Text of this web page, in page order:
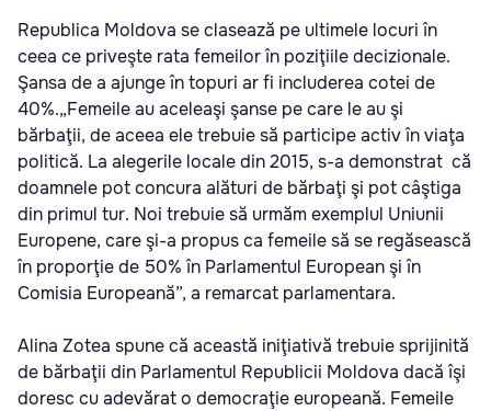
Republica Moldova se clasează pe ultimele locuri în
ceea ce priveşte rata femeilor în poziţiile decizionale.
Şansa de a ajunge în topuri ar fi includerea cotei de
40%.„Femeile au aceleaşi şanse pe care le au şi
bărbaţii, de aceea ele trebuie să participe activ în viaţa
politică. La alegerile locale din 2015, s-a demonstrat că
doamnele pot concura alături de bărbaţi şi pot câştiga
din primul tur. Noi trebuie să urmăm exemplul Uniunii
Europene, care şi-a propus ca femeile să se regăsească
în proporţie de 50% în Parlamentul European şi în
Comisia Europeană”, a remarcat parlamentara.
Alina Zotea spune că această iniţiativă trebuie sprijinită
de bărbaţii din Parlamentul Republicii Moldova dacă îşi
doresc cu adevărat o democraţie europeană. Femeile